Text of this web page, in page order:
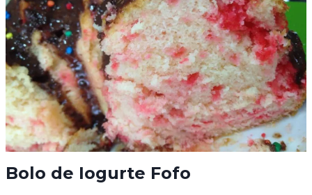
Bolo de Iogurte Fofo